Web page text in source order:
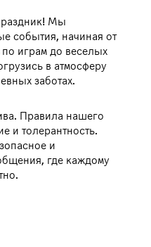
Мы
события, начиная от
играм до веселых
в атмосферу
заботах.
Правила нашего
и толерантность.
и
где каждому